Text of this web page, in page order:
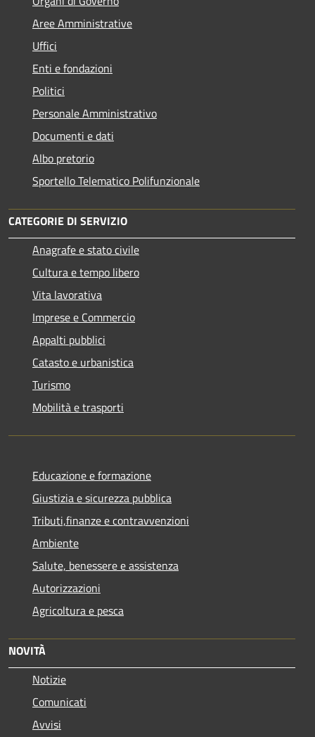
Aree Amministrative
Uffici
Enti e fondazioni
Politici
Personale Amministrativo
Documenti e dati
Albo pretorio
Sportello Telematico Polifunzionale
CATEGORIE DI SERVIZIO
Anagrafe e stato civile
Cultura e tempo libero
Vita lavorativa
Imprese e Commercio
Appalti pubblici
Catasto e urbanistica
Turismo
Mobilità e trasporti
Educazione e formazione
Giustizia e sicurezza pubblica
Tributi,finanze e contravvenzioni
Ambiente
Salute, benessere e assistenza
Autorizzazioni
Agricoltura e pesca
NOVITÀ
Notizie
Comunicati
Avvisi